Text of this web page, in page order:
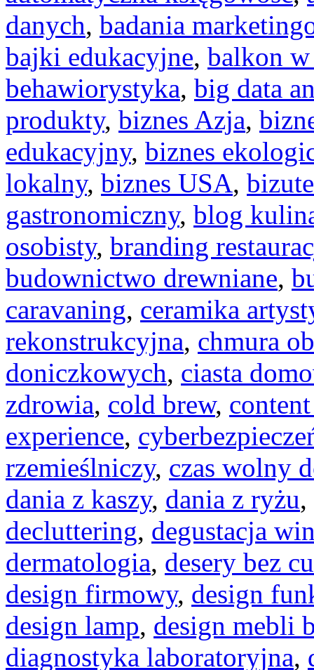
danych, badania
bajki edukacyjne, balkon
behawiorystyka, big data
produkty, biznes Azja,
edukacyjny, biznes
lokalny, biznes USA,
gastronomiczny, blog
osobisty, branding
budownictwo drewniane,
caravaning, ceramika
rekonstrukcyjna, chmura
doniczkowych, ciasta
zdrowia, cold brew,
experience,
rzemieślniczy, czas wolny
dania z kaszy, dania z ryżu,
decluttering, degustacja
dermatologia, desery bez
design firmowy, design
design lamp, design mebli
diagnostyka laboratoryjna,